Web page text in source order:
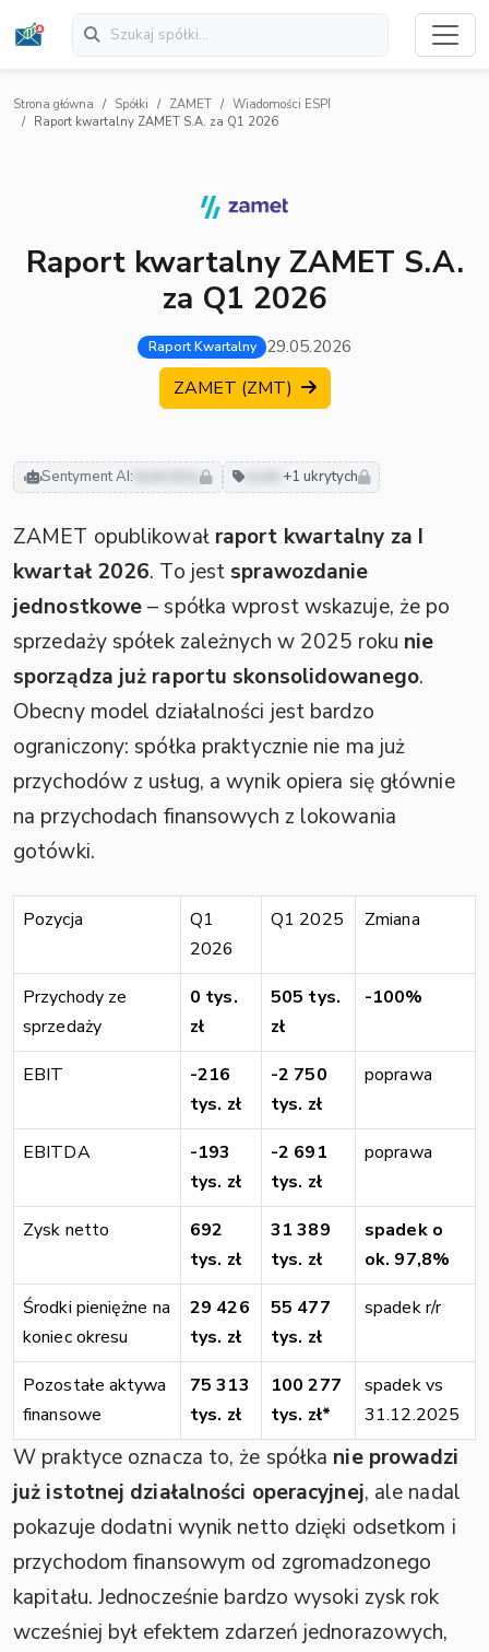
Strona główna Spółki ZAMET
Wiadomości ESPI
Raport kwartalny ZAMET S.A. za Q1 2026
Raport kwartalny ZAMET S.A.
za Q1 2026
Raport Kwartalny 29.05.2026
ZAMET (ZMT)
Sentyment AI: neutralny +1 ukrytych
ZAMET opublikował raport kwartalny za I
kwartał 2026. To jest sprawozdanie
jednostkowe– spółka wprost wskazuje, że po
sprzedaży spółek zależnych w 2025 roku nie
sporządza już raportu skonsolidowanego.
Obecny model działalności jest bardzo
ograniczony: spółka praktycznie nie ma już
przychodów z usług, a wynik opiera się głównie
na przychodach finansowych z lokowania
gotówki.
Pozycja
Q1
2026
Q1 2025 Zmiana
Przychody ze
sprzedaży
0 tys.
zł
505 tys.
zł
-100%
EBIT
-216
tys. zł
-2 750
tys. zł
poprawa
EBITDA
-193
tys. zł
-2 691
tys. zł
poprawa
Zysk netto
692
tys. zł
31 389
tys. zł
spadek o
ok. 97,8%
Środki pieniężne na
koniec okresu
29 426
tys. zł
55 477
tys. zł
spadek r/r
Pozostałe aktywa
finansowe
75 313
tys. zł
100 277
tys. zł*
spadek vs
31.12.2025
W praktyce oznacza to, że spółka nie prowadzi
już istotnej działalności operacyjnej, ale nadal
pokazuje dodatni wynik netto dzięki odsetkom i
przychodom finansowym od zgromadzonego
kapitału. Jednocześnie bardzo wysoki zysk rok
wcześniej był efektem zdarzeń jednorazowych,